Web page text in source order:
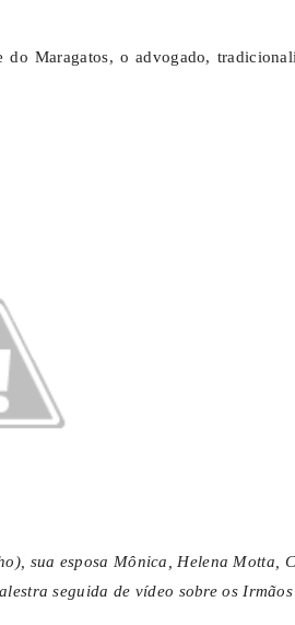
Maragatos, o advogado,
sua esposa Mônica, Helena Motta,
seguida de vídeo sobre os